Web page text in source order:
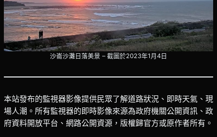
沙崙沙灘日落美景 – 截圖於2023年1月4日
本站發布的監視器影像提供民眾了解道路狀況、即時天氣、現
場人潮。所有監視器的即時影像來源為政府機關公開資訊、政
府資料開放平台、網路公開資源，版權歸官方或原作者所有。